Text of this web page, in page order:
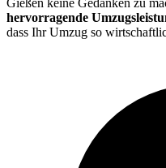
Gießen keine Gedanken zu
hervorragende
dass Ihr Umzug so